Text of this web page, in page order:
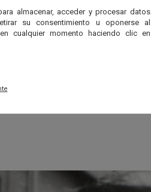
almacenar, acceder y procesar datos
su consentimiento u oponerse al
cualquier momento haciendo clic en